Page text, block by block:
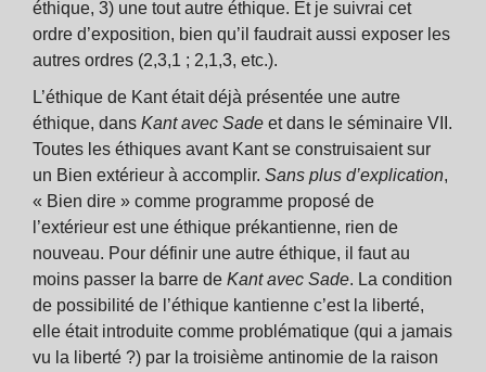
éthique, 3) une tout autre éthique. Et je suivrai cet
ordre d’exposition, bien qu’il faudrait aussi exposer les
autres ordres (2,3,1 ; 2,1,3, etc.).
L’éthique de Kant était déjà présentée une autre
éthique, dans Kant avec Sade et dans le séminaire VII.
Toutes les éthiques avant Kant se construisaient sur
un Bien extérieur à accomplir. Sans plus d’explication,
« Bien dire » comme programme proposé de
l’extérieur est une éthique prékantienne, rien de
nouveau. Pour définir une autre éthique, il faut au
moins passer la barre de Kant avec Sade. La condition
de possibilité de l’éthique kantienne c’est la liberté,
elle était introduite comme problématique (qui a jamais
vu la liberté ?) par la troisième antinomie de la raison